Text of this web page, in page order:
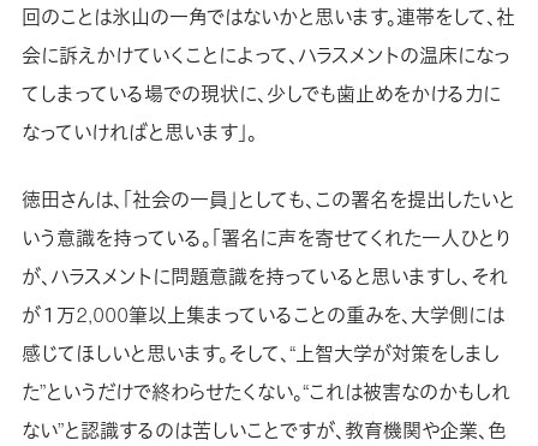
回のことは氷山の一角ではないかと思います。連帯をして、社
会に訴えかけていくことによって、ハラスメントの温床になっ
てしまっている場での現状に、少しでも歯止めをかける力に
なっていければと思います」。
徳田さんは、「社会の一員」としても、この署名を提出したいと
いう意識を持っている。「署名に声を寄せてくれた一人ひとり
が、ハラスメントに問題意識を持っていると思いますし、それ
が１万2,000筆以上集まっていることの重みを、大学側には
感じてほしいと思います。そして、“上智大学が対策をしまし
た”というだけで終わらせたくない。“これは被害なのかもしれ
ない”と認識するのは苦しいことですが、教育機関や企業、色